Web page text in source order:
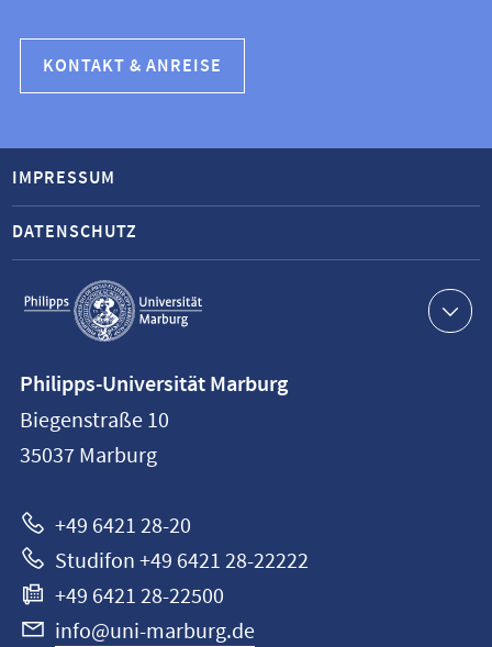
KONTAKT & ANREISE
Service-
Navigation
IMPRESSUM
DATENSCHUTZ
Philipps-
Universität
Marburg
Philipps-Universität Marburg
Biegenstraße 10
35037 Marburg
+49 6421 28-20
Studifon +49 6421 28-22222
+49 6421 28-22500
info@uni-marburg.de